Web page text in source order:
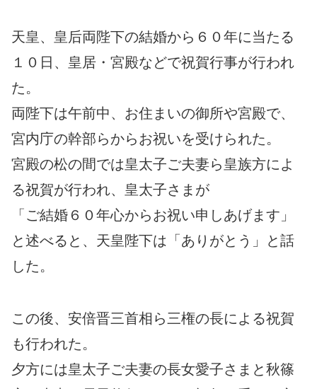
天皇、皇后両陛下の結婚から６０年に当たる
１０日、皇居・宮殿などで祝賀行事が行われ
た。
両陛下は午前中、お住まいの御所や宮殿で、
宮内庁の幹部らからお祝いを受けられた。
宮殿の松の間では皇太子ご夫妻ら皇族方によ
る祝賀が行われ、皇太子さまが
「ご結婚６０年心からお祝い申しあげます」
と述べると、天皇陛下は「ありがとう」と話
した。
この後、安倍晋三首相ら三権の長による祝賀
も行われた。
夕方には皇太子ご夫妻の長女愛子さまと秋篠